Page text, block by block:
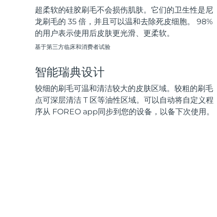
超柔软的硅胶刷毛不会损伤肌肤。它们的卫生性是尼
龙刷毛的 35 倍，并且可以温和去除死皮细胞。 98%
的用户表示使用后皮肤更光滑、更柔软。
基于第三方临床和消费者试验
智能瑞典设计
较细的刷毛可温和清洁较大的皮肤区域。较粗的刷毛
点可深层清洁 T 区等油性区域。可以自动将自定义程
序从 FOREO app同步到您的设备，以备下次使用。